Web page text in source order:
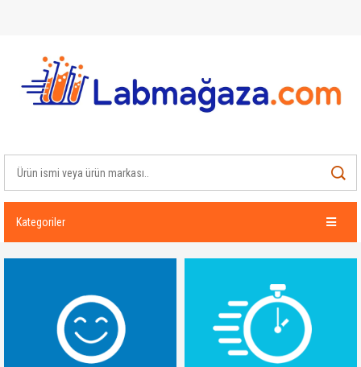
Kategoriler